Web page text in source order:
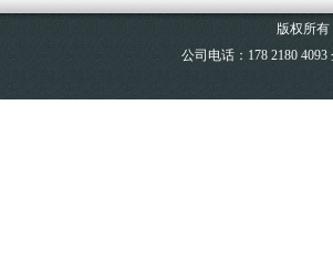
版权所有
公司电话：178 2180